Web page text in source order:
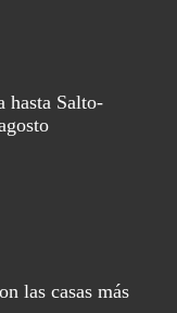
hasta Salto-
las casas más